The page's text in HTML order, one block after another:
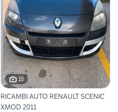
16
RICAMBI AUTO RENAULT SCENIC
XMOD 2011